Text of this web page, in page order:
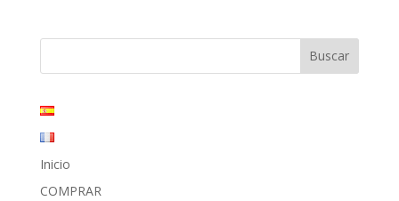
era:
es:
Inicio
COMPRAR